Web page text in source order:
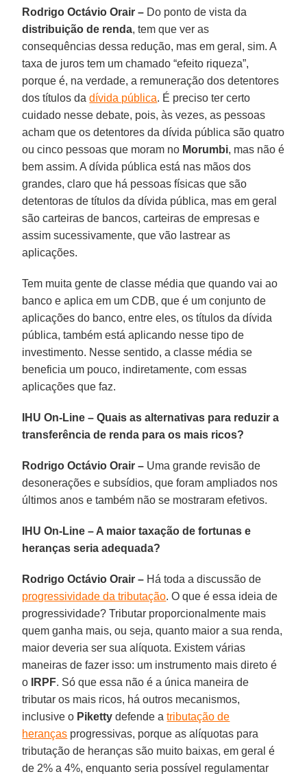
Rodrigo Octávio Orair – Do ponto de vista da
distribuição de renda, tem que ver as
consequências dessa redução, mas em geral, sim. A
taxa de juros tem um chamado “efeito riqueza”,
porque é, na verdade, a remuneração dos detentores
dos títulos dadívida pública. É preciso ter certo
cuidado nesse debate, pois, às vezes, as pessoas
acham que os detentores da dívida pública são quatro
ou cinco pessoas que moram no Morumbi, mas não é
bem assim. A dívida pública está nas mãos dos
grandes, claro que há pessoas físicas que são
detentoras de títulos da dívida pública, mas em geral
são carteiras de bancos, carteiras de empresas e
assim sucessivamente, que vão lastrear as
aplicações.
Tem muita gente de classe média que quando vai ao
banco e aplica em um CDB, que é um conjunto de
aplicações do banco, entre eles, os títulos da dívida
pública, também está aplicando nesse tipo de
investimento. Nesse sentido, a classe média se
beneficia um pouco, indiretamente, com essas
aplicações que faz.
IHU On-Line – Quais as alternativas para reduzir a
transferência de renda para os mais ricos?
Rodrigo Octávio Orair – Uma grande revisão de
desonerações e subsídios, que foram ampliados nos
últimos anos e também não se mostraram efetivos.
IHU On-Line – A maior taxação de fortunas e
heranças seria adequada?
Rodrigo Octávio Orair – Há toda a discussão de
progressividade da tributação. O que é essa ideia de
progressividade? Tributar proporcionalmente mais
quem ganha mais, ou seja, quanto maior a sua renda,
maior deveria ser sua alíquota. Existem várias
maneiras de fazer isso: um instrumento mais direto é
o
IRPF. Só que essa não é a única maneira de
tributar os mais ricos, há outros mecanismos,
inclusive o Piketty defende atributação de
heranças progressivas, porque as alíquotas para
tributação de heranças são muito baixas, em geral é
de 2% a 4%, enquanto seria possível regulamentar